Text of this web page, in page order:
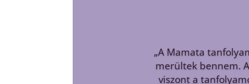
“Először is
hatalmas